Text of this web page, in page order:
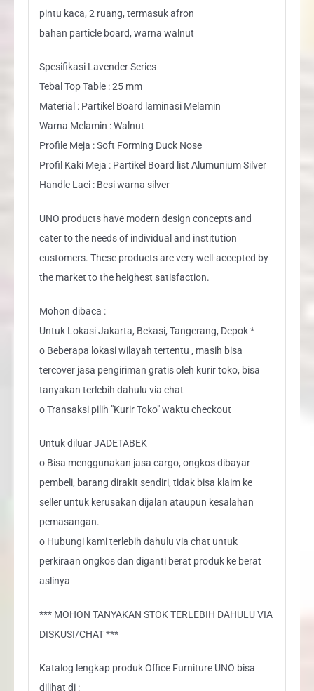
pintu kaca, 2 ruang, termasuk afron
bahan particle board, warna walnut
Spesifikasi Lavender Series
Tebal Top Table : 25 mm
Material : Partikel Board laminasi Melamin
Warna Melamin : Walnut
Profile Meja : Soft Forming Duck Nose
Profil Kaki Meja : Partikel Board list Alumunium Silver
Handle Laci : Besi warna silver
UNO products have modern design concepts and
cater to the needs of individual and institution
customers. These products are very well-accepted by
the market to the heighest satisfaction.
Mohon dibaca :
Untuk Lokasi Jakarta, Bekasi, Tangerang, Depok *
o Beberapa lokasi wilayah tertentu , masih bisa
tercover jasa pengiriman gratis oleh kurir toko, bisa
tanyakan terlebih dahulu via chat
o Transaksi pilih "Kurir Toko" waktu checkout
Untuk diluar JADETABEK
o Bisa menggunakan jasa cargo, ongkos dibayar
pembeli, barang dirakit sendiri, tidak bisa klaim ke
seller untuk kerusakan dijalan ataupun kesalahan
pemasangan.
o Hubungi kami terlebih dahulu via chat untuk
perkiraan ongkos dan diganti berat produk ke berat
aslinya
*** MOHON TANYAKAN STOK TERLEBIH DAHULU VIA
DISKUSI/CHAT ***
Katalog lengkap produk Office Furniture UNO bisa
dilihat di :